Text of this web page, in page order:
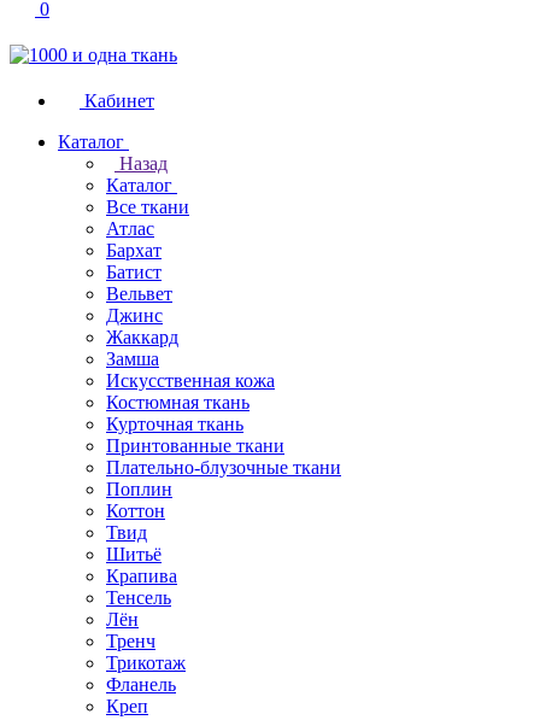
0
Кабинет
Каталог
Назад
Каталог
Все ткани
Атлас
Бархат
Батист
Вельвет
Джинс
Жаккард
Замша
Искусственная кожа
Костюмная ткань
Курточная ткань
Принтованные ткани
Плательно-блузочные ткани
Поплин
Коттон
Твид
Шитьё
Крапива
Тенсель
Лён
Тренч
Трикотаж
Фланель
Креп